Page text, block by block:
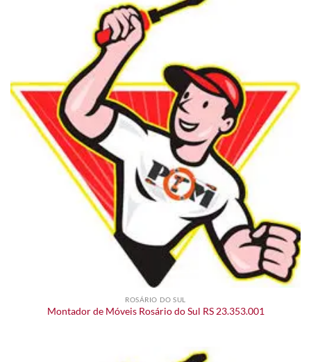
ROSÁRIO DO SUL
Montador de Móveis Rosário do Sul RS 23.353.001